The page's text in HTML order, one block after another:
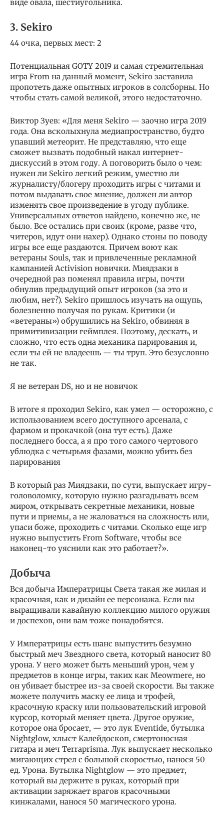
виде овала, шестиугольника.
3. Sekiro
44 очка, первых мест: 2
Потенциальная GOTY 2019 и самая стремительная
игра From на данный момент, Sekiro заставила
пропотеть даже опытных игроков в солсборны. Но
чтобы стать самой великой, этого недостаточно.
Виктор Зуев: «Для меня Sekiro — заочно игра 2019
года. Она всколыхнула медиапространство, будто
упавший метеорит. Не представляю, что еще
сможет вызвать подобный накал интернет-
дискуссий в этом году. А поговорить было о чем:
нужен ли Sekiro легкий режим, уместно ли
журналисту/блогеру проходить игры с читами и
потом выдавать свое мнение, должен ли автор
изменять свое произведение в угоду публике.
Универсальных ответов найдено, конечно же, не
было. Все остались при своих (кроме, разве что,
читеров, идут они нахер). Однако стоны по поводу
игры все еще раздаются. Причем воют как
ветераны Souls, так и привлеченные рекламной
кампанией Activision новички. Миядзаки в
очередной раз поменял правила игры, почти
обнулив предыдущий опыт игроков (за это и
любим, нет?). Sekiro пришлось изучать на ощупь,
болезненно получая по рукам. Критики (и
«ветераны») обрушились на Sekiro, обвиняя в
примитивизации геймплея. Поэтому, дескать, и
сложно, что есть одна механика парирования и,
если ты ей не владеешь — ты труп. Это безусловно
не так.
Я не ветеран DS, но и не новичок
В итоге я проходил Sekiro, как умел — осторожно, с
использованием всего доступного арсенала, с
фармом и прокачкой (она тут есть). Даже
последнего босса, а я про того самого чертового
ублюдка с четырьмя фазами, можно убить без
парирования
В который раз Миядзаки, по сути, выпускает игру-
головоломку, которую нужно разгадывать всем
миром, открывать секретные механики, новые
пути и приемы, а не жаловаться на сложность или,
упаси боже, проходить с читами. Сколько еще игр
нужно выпустить From Software, чтобы все
наконец-то уяснили как это работает?».
Добыча
Вся добыча Императрицы Света такая же милая и
красочная, как и дизайн ее персонажа. Если вы
выращивали кавайную коллекцию милого оружия
и доспехов, они вам тоже понадобятся.
У Императрицы есть шанс выпустить безумно
быстрый меч Звездного света, который наносит 80
урона. У него может быть меньший урон, чем у
предметов в конце игры, таких как Meowmere, но
он убивает быстрее из-за своей скорости. Вы также
можете получить маску ее лица и трофей,
красочную краску или пользовательский игровой
курсор, который меняет цвета. Другое оружие,
которое она бросает, — это лук Eventide, бутылка
Nightglow, хлыст Калейдоскоп, смертоносная
гитара и меч Terraprisma. Лук выпускает несколько
мигающих стрел с большой скоростью, нанося 50
ед. Урона. Бутылка Nightglow — это предмет,
который вы держите в руках, который при
активации заряжает врагов красочными
кинжалами, нанося 50 магического урона.